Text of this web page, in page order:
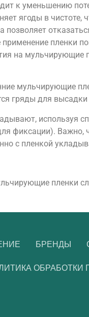
к уменьшению
ягоды в чистоте,
позволяет
пленки
на мульчирующие
мульчирующие
гряды для высадки
используя
фиксации). Важно,
с пленкой
пленки
БРЕНДЫ